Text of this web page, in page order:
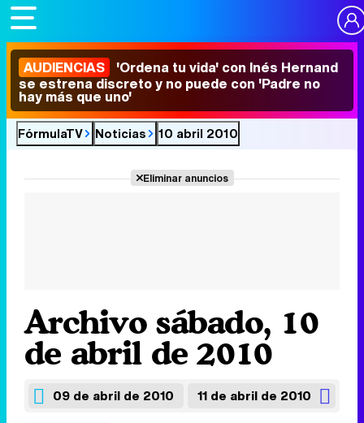
AUDIENCIAS 'Ordena tu vida' con Inés Hernand
se estrena discreto y no puede con 'Padre no
hay más que uno'
FórmulaTV Noticias 10 abril 2010
Eliminar anuncios
Archivo sábado, 10
de abril de 2010
09 de abril de 2010 11 de abril de 2010